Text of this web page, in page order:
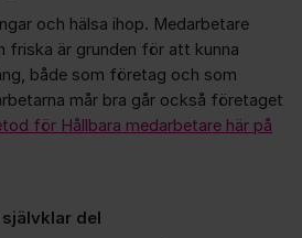
och hälsa ihop. Medarbetare
friska är grunden för att kunna
både som företag och som
mår bra går också företaget
för Hållbara medarbetare här på
del